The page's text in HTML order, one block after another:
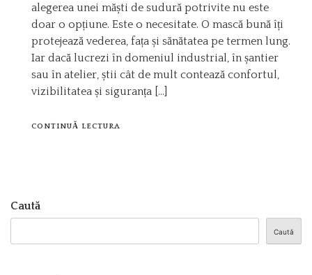
alegerea unei măști de sudură potrivite nu este
doar o opțiune. Este o necesitate. O mască bună îți
protejează vederea, fața și sănătatea pe termen lung.
Iar dacă lucrezi în domeniul industrial, în șantier
sau în atelier, știi cât de mult contează confortul,
vizibilitatea și siguranța […]
CONTINUĂ LECTURA
Caută
Caută